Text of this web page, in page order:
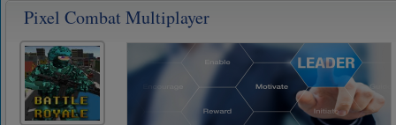
Pixel Combat Multiplayer